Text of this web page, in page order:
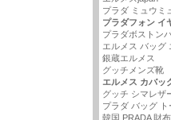
プラダ ミュウミ
プラダフォン イ
プラダボストン
エルメス バッグ
銀蔵エルメス
グッチメンズ靴
エルメス カバッ
グッチ シマレザ
プラダ バッグ ト
韓国 PRADA 財布